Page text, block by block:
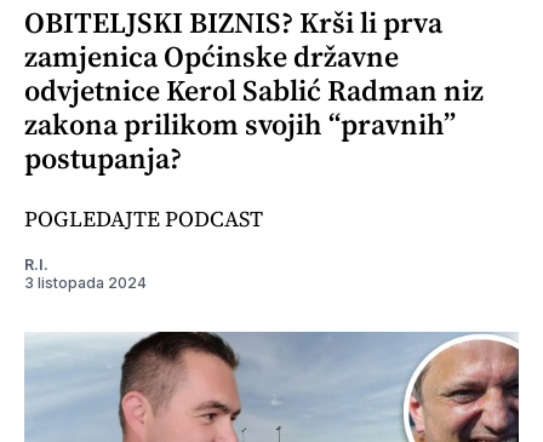
OBITELJSKI BIZNIS? Krši li prva
zamjenica Općinske državne
odvjetnice Kerol Sablić Radman niz
zakona prilikom svojih “pravnih”
postupanja?
POGLEDAJTE PODCAST
R.I.
3 listopada 2024